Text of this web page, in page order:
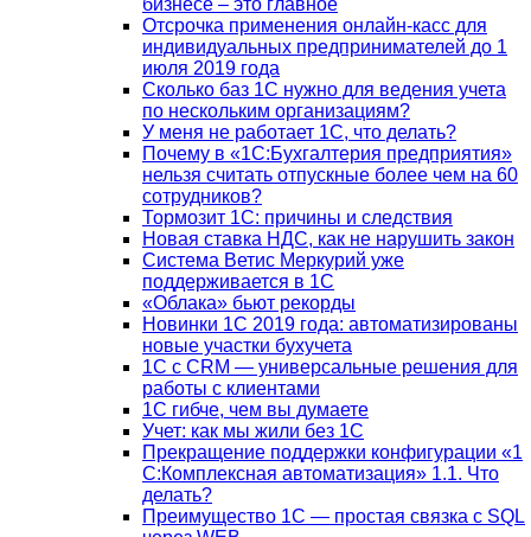
бизнесе – это главное
Отсрочка применения онлайн-касс для
индивидуальных предпринимателей до 1
июля 2019 года
Сколько баз 1C нужно для ведения учета
по нескольким организациям?
У меня не работает 1С, что делать?
Почему в «1С:Бухгалтерия предприятия»
нельзя считать отпускные более чем на 60
сотрудников?
Тормозит 1C: причины и следствия
Новая ставка НДС, как не нарушить закон
Система Ветис Меркурий уже
поддерживается в 1С
«Облака» бьют рекорды
Новинки 1С 2019 года: автоматизированы
новые участки бухучета
1С с CRM — универсальные решения для
работы с клиентами
1С гибче, чем вы думаете
Учет: как мы жили без 1С
Прекращение поддержки конфигурации «1
С:Комплексная автоматизация» 1.1. Что
делать?
Преимущество 1С — простая связка с SQL